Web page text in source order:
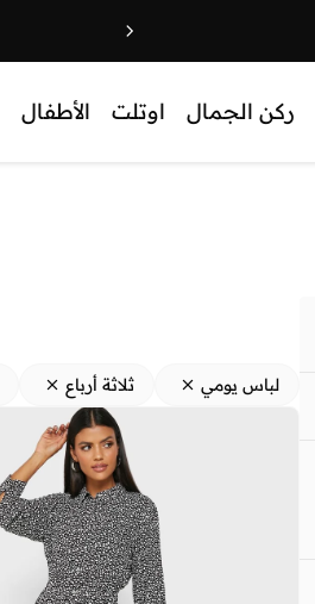
ركن الجمال اوتلت الأطفال
لباس يومي ثلاثة أرباع